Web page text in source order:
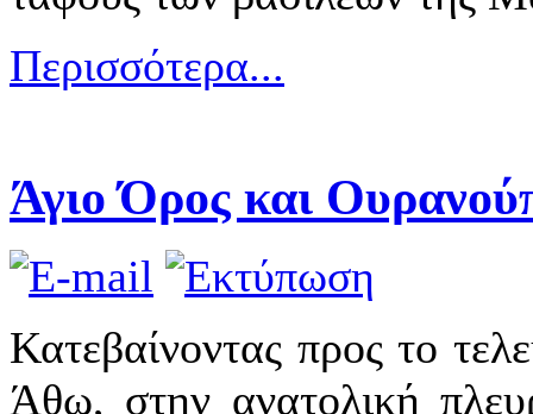
Περισσότερα...
Άγιο Όρος και
Κατεβαίνοντας προς το
Άθω, στην ανατολική